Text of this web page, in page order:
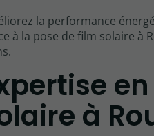
la performance
à la pose de film solaire à
à